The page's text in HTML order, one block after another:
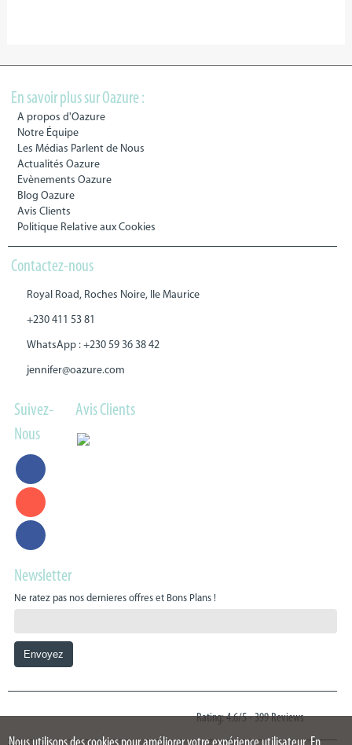
En savoir plus sur Oazure :
A propos d'Oazure
Notre Équipe
Les Médias Parlent de Nous
Actualités Oazure
Evènements Oazure
Blog Oazure
Avis Clients
Politique Relative aux Cookies
Contactez-nous
Royal Road, Roches Noire, Ile Maurice
+230 411 53 81
WhatsApp : +230 59 36 38 42
jennifer@oazure.com
Suivez-
Nous
Avis Clients
Newsletter
Ne ratez pas nos dernieres offres et Bons Plans !
Rating: 4.6/5-399 Reviews